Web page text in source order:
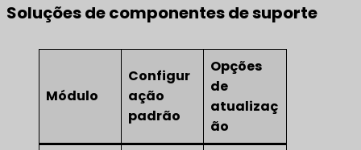
Soluções de componentes de suporte
Módulo
Configur
ação
padrão
Opções
de
atualizaç
ão